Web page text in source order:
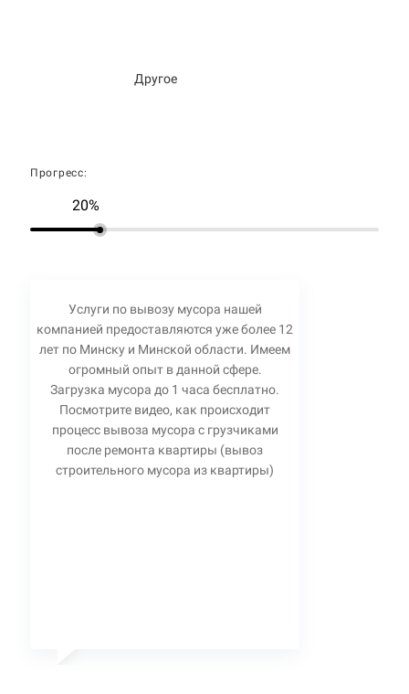
Другое
Прогресс:
20%
Услуги по вывозу мусора нашей
компанией предоставляются уже более 12
лет по Минску и Минской области. Имеем
огромный опыт в данной сфере.
Загрузка мусора до 1 часа бесплатно.
Посмотрите видео, как происходит
процесс вывоза мусора с грузчиками
после ремонта квартиры (вывоз
строительного мусора из квартиры)